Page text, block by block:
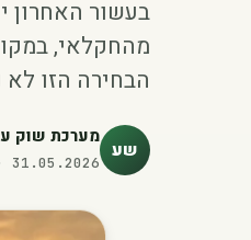
בעשור האחרון
מהחקלאי,
הבחירה הזו לא
שע מערכת שוק
31.05.2026